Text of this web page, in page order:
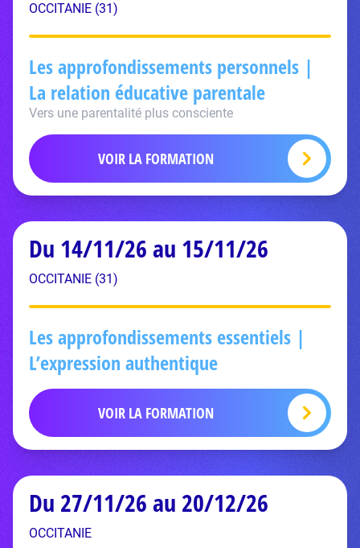
OCCITANIE (31)
Les approfondissements personnels |
La relation éducative parentale
Vers une parentalité plus consciente
VOIR LA FORMATION
Du 14/11/26 au 15/11/26
OCCITANIE (31)
Les approfondissements essentiels |
L’expression authentique
VOIR LA FORMATION
Du 27/11/26 au 20/12/26
OCCITANIE